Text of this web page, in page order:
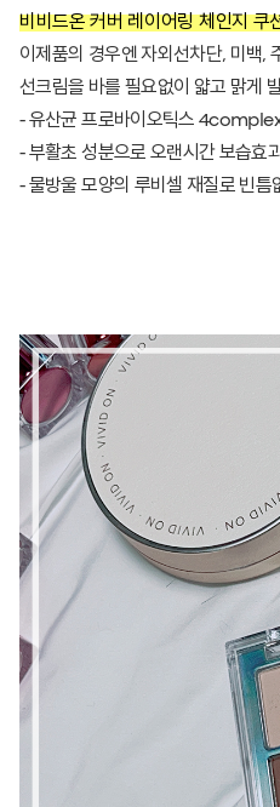
비비드온 커버 레이어링 체인지 쿠
이제품의 경우엔 자외선차단, 미백,
선크림을 바를 필요없이 얇고 맑게
- 유산균 프로바이오틱스
- 부활초 성분으로 오랜시간 보습효
- 물방울 모양의 루비셀 재질로 빈틈